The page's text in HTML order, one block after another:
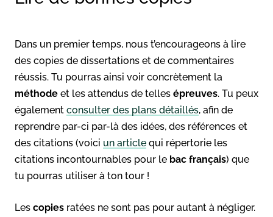
Dans un premier temps, nous t’encourageons à lire
des copies de dissertations et de commentaires
réussis. Tu pourras ainsi voir concrètement la
méthode et les attendus de telles épreuves. Tu peux
également consulter des plans détaillés, afin de
reprendre par-ci par-là des idées, des références et
des citations (voici un article qui répertorie les
citations incontournables pour le bac français) que
tu pourras utiliser à ton tour !
Les copies ratées ne sont pas pour autant à négliger.